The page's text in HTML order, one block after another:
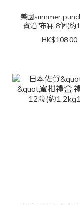
美國summer
賓治"布冧 8個(約
HK$108.00